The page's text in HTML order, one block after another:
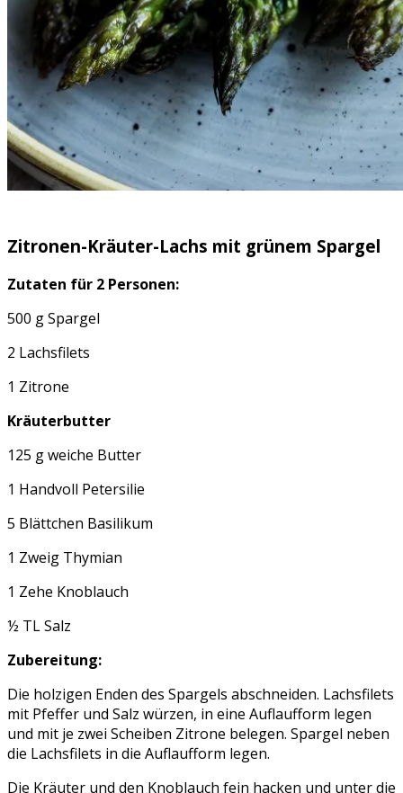
Zitronen-Kräuter-Lachs mit grünem Spargel
Zutaten für 2 Personen:
500 g Spargel
2 Lachsfilets
1 Zitrone
Kräuterbutter
125 g weiche Butter
1 Handvoll Petersilie
5 Blättchen Basilikum
1 Zweig Thymian
1 Zehe Knoblauch
½ TL Salz
Zubereitung:
Die holzigen Enden des Spargels abschneiden. Lachsfilets
mit Pfeffer und Salz würzen, in eine Auflaufform legen
und mit je zwei Scheiben Zitrone belegen. Spargel neben
die Lachsfilets in die Auflaufform legen.
Die Kräuter und den Knoblauch fein hacken und unter die